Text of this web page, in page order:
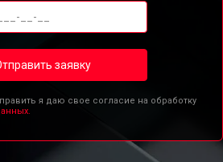
заявку
я даю свое согласие на обработку